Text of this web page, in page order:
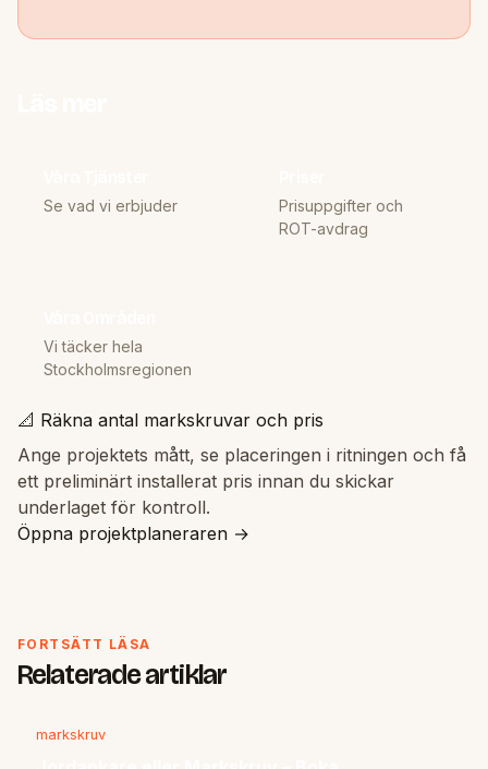
Se vad vi erbjuder
Prisuppgifter och
ROT-avdrag
Vi täcker hela
Stockholmsregionen
📐 Räkna antal markskruvar och pris
Ange projektets mått, se placeringen i ritningen och få
ett preliminärt installerat pris innan du skickar
underlaget för kontroll.
Öppna projektplaneraren →
FORTSÄTT LÄSA
Relaterade artiklar
markskruv